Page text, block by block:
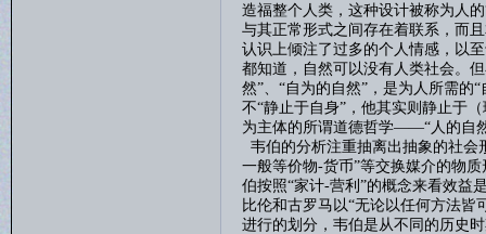
造福整个人类，这种设计被称为人的
与其正常形式之间存在着联系，而
认识上倾注了过多的个人情感，以
都知道，自然可以没有人类社会。
然”、“自为的自然”，是为人所需的
不“静止于自身”，他其实则静止于
为主体的所谓道德哲学——“人的自
韦伯的分析注重抽离出抽象的社会
一般等价物-货币”等交换媒介的物
伯按照“家计-营利”的概念来看效益
比伦和古罗马以“无论以任何方法
进行的划分，韦伯是从不同的历史